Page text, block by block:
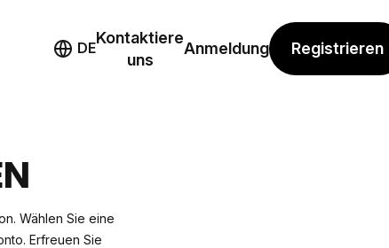
DE
Kontaktiere
uns
Anmeldung Registrieren
Wählen Sie eine
Erfreuen Sie